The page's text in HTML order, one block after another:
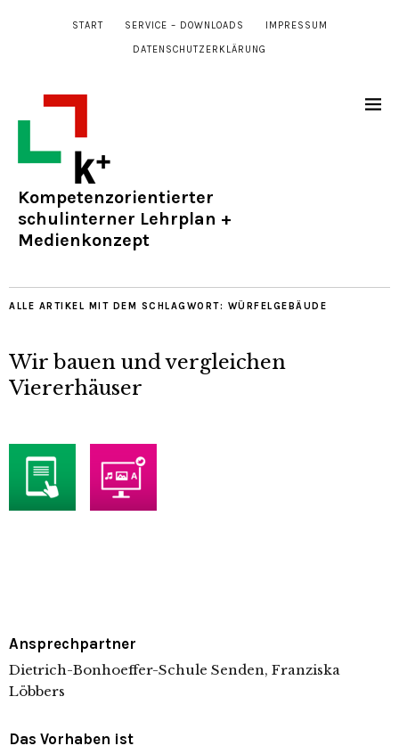
START SERVICE – DOWNLOADS IMPRESSUM
DATENSCHUTZERKLÄRUNG
Kompetenzorientierter
schulinterner Lehrplan +
Medienkonzept
ALLE ARTIKEL MIT DEM SCHLAGWORT: WÜRFELGEBÄUDE
Wir bauen und vergleichen
Viererhäuser
Ansprechpartner
Dietrich-Bonhoeffer-Schule Senden, Franziska
Löbbers
Das Vorhaben ist